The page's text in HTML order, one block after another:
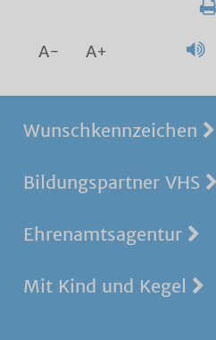
A- A+
Wunschkennzeichen
Bildungspartner VHS
Ehrenamtsagentur
Mit Kind und Kegel